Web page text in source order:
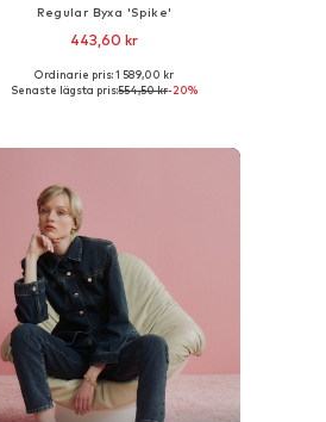
Regular Byxa 'Spike'
443,60 kr
Tillgängliga storlekar: 34
Ordinarie pris: 1 589,00 kr
Senaste lägsta pris:554,50 kr-20%